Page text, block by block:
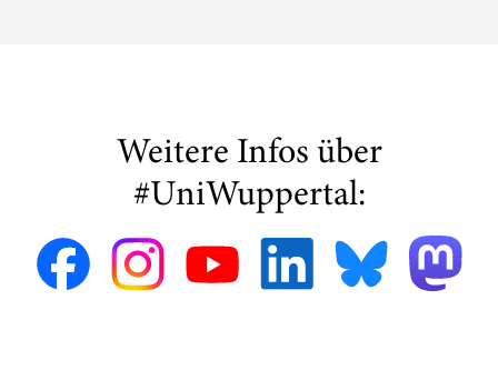
Weitere Infos über
#UniWuppertal: